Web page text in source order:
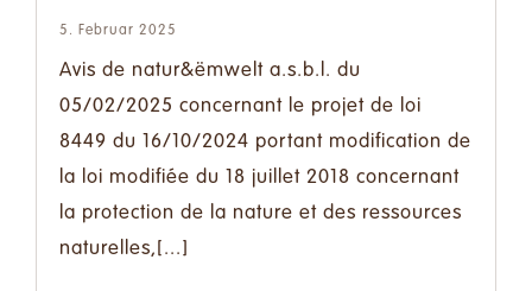
5. Februar 2025
Avis de natur&ëmwelt a.s.b.l. du
05/02/2025 concernant le projet de loi
8449 du 16/10/2024 portant modification de
la loi modifiée du 18 juillet 2018 concernant
la protection de la nature et des ressources
naturelles,[...]